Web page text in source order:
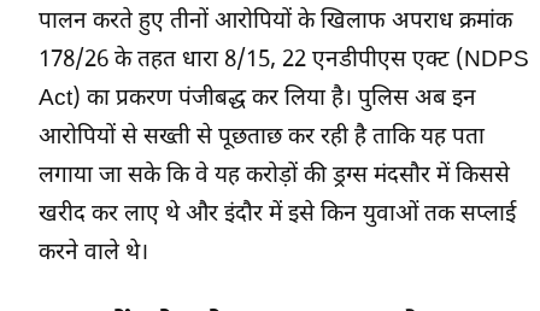
पालन करते हुए तीनों आरोपियों के खिलाफ अपराध क्रमांक
178/26 के तहत धारा 8/15, 22 एनडीपीएस एक्ट (NDPS
Act) का प्रकरण पंजीबद्ध कर लिया है। पुलिस अब इन
आरोपियों से सख्ती से पूछताछ कर रही है ताकि यह पता
लगाया जा सके कि वे यह करोड़ों की ड्रग्स मंदसौर में किससे
खरीद कर लाए थे और इंदौर में इसे किन युवाओं तक सप्लाई
करने वाले थे।